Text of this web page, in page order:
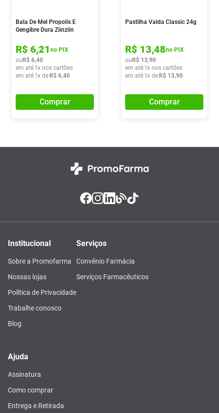
Bala De Mel Propolis E
Gengibre Dura Ziinziin
R$ 6,21 no PIX
ou R$ 6,40
em até 1x nos cartões
em até 1x de R$ 6,40
Comprar
Pastilha Valda Classic 24g
R$ 13,48no PIX
ou R$ 13,90
em até 1x nos cartões
em até 1x de R$ 13,90
Comprar
Institucional
Sobre a Promofarma
Nossas lojas
Política de Privacidade
Trabalhe conosco
Blog
Serviços
Convênio Farmácia
Serviços Farmacêuticos
Ajuda
Assinatura
Como comprar
Entrega e Retirada